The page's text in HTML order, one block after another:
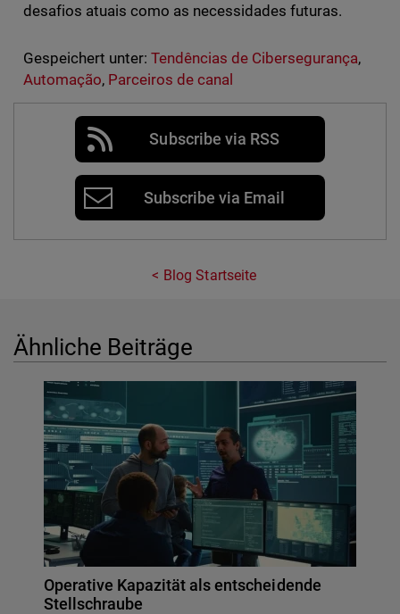
desafios atuais como as necessidades futuras.
Gespeichert unter: Tendências de Cibersegurança,
Automação, Parceiros de canal
Subscribe via RSS
Subscribe via Email
Blog Startseite
Ähnliche Beiträge
Operative Kapazität als entscheidende
Stellschraube